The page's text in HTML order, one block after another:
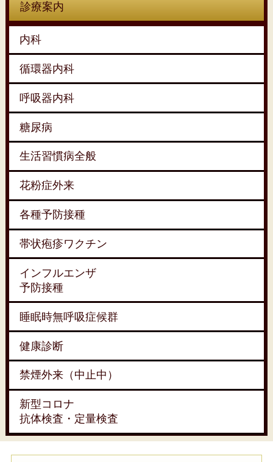
診療案内
内科
循環器内科
呼吸器内科
糖尿病
生活習慣病全般
花粉症外来
各種予防接種
帯状疱疹ワクチン
インフルエンザ
予防接種
睡眠時無呼吸症候群
健康診断
禁煙外来（中止中）
新型コロナ
抗体検査・定量検査